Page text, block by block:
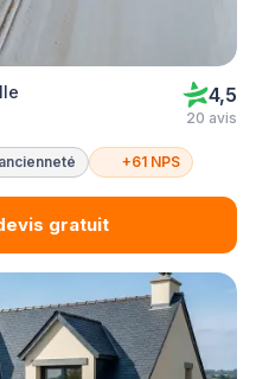
4,5
20 avis
+61 NPS
gratuit